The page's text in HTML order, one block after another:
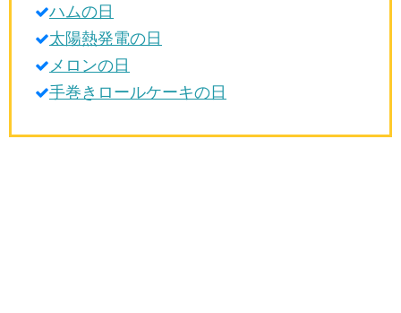
ハムの日
太陽熱発電の日
メロンの日
手巻きロールケーキの日
サイト情報